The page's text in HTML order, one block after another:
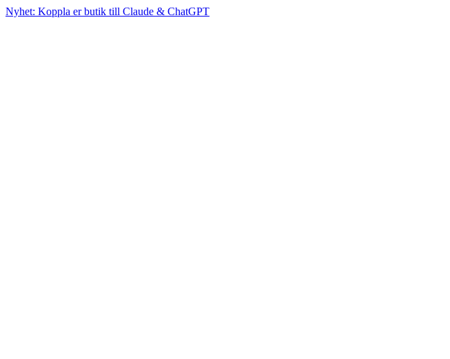
Nyhet: Koppla er butik till Claude & ChatGPT